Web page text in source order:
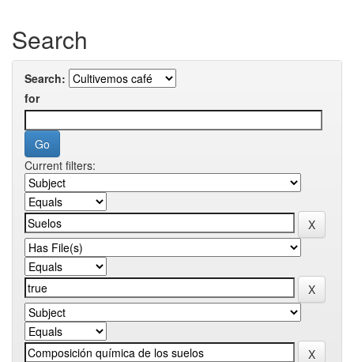
Search
Search:
for
Current filters: